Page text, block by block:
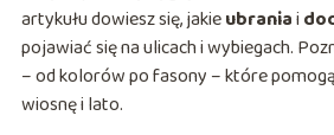
artykułu dowiesz się, jakieubraniai
pojawiać się na ulicach i wybiegach.
– od kolorów po fasony – które
wiosnę i lato.